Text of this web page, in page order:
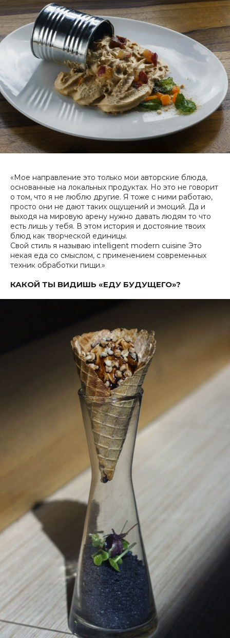
«Мое направление это только мои авторские блюда,
основанные на локальных продуктах. Но это не говорит
о том, что я не люблю другие. Я тоже с ними работаю,
просто они не дают таких ощущений и эмоций. Да и
выходя на мировую арену нужно давать людям то что
есть лишь у тебя. В этом история и достояние твоих
блюд как творческой единицы.
Свой стиль я называю intelligent modern cuisine Это
некая еда со смыслом, с применением современных
техник обработки пищи.»
КАКОЙ ТЫ ВИДИШЬ «ЕДУ БУДУЩЕГО»?